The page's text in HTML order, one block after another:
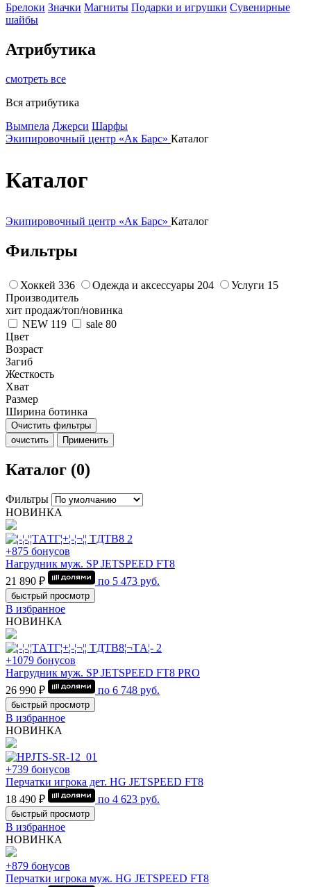
Брелоки Значки Магниты Подарки и игрушки Сувенирные
шайбы
Атрибутика
смотреть все
Вся атрибутика
Вымпела Джерси Шарфы
Экипировочный центр «Ак Барс» Каталог
Каталог
Экипировочный центр «Ак Барс» Каталог
Фильтры
Хоккей 336 Одежда и аксессуары 204 Услуги 15
Производитель
хит продаж/топ/новинка
NEW 119 sale 80
Цвет
Возраст
Загиб
Жесткость
Хват
Размер
Ширина ботинка
Очистить фильтры
очистить
Применить
Каталог (0)
Фильтры
НОВИНКА
+875 бонусов
Нагрудник муж. SP JETSPEED FT8
21 890 ₽
по 5 473 руб.
быстрый просмотр
В избранное
НОВИНКА
+1079 бонусов
Нагрудник муж. SP JETSPEED FT8 PRO
26 990 ₽
по 6 748 руб.
быстрый просмотр
В избранное
НОВИНКА
+739 бонусов
Перчатки игрока дет. HG JETSPEED FT8
18 490 ₽
по 4 623 руб.
быстрый просмотр
В избранное
НОВИНКА
+879 бонусов
Перчатки игрока муж. HG JETSPEED FT8